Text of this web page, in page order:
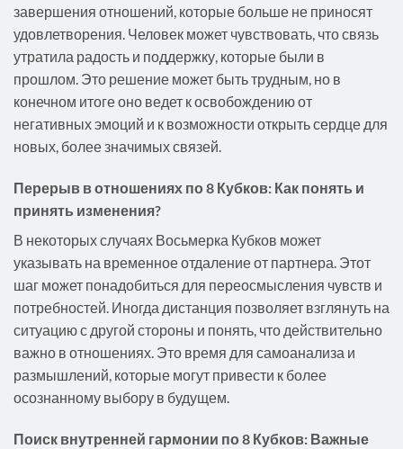
завершения отношений, которые больше не приносят
удовлетворения. Человек может чувствовать, что связь
утратила радость и поддержку, которые были в
прошлом. Это решение может быть трудным, но в
конечном итоге оно ведет к освобождению от
негативных эмоций и к возможности открыть сердце для
новых, более значимых связей.
Перерыв в отношениях по 8 Кубков: Как понять и
принять изменения?
В некоторых случаях Восьмерка Кубков может
указывать на временное отдаление от партнера. Этот
шаг может понадобиться для переосмысления чувств и
потребностей. Иногда дистанция позволяет взглянуть на
ситуацию с другой стороны и понять, что действительно
важно в отношениях. Это время для самоанализа и
размышлений, которые могут привести к более
осознанному выбору в будущем.
Поиск внутренней гармонии по 8 Кубков: Важные